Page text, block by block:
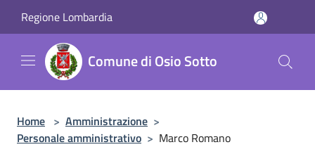
Regione Lombardia
Comune di Osio Sotto
Home > Amministrazione >
Personale amministrativo > Marco Romano